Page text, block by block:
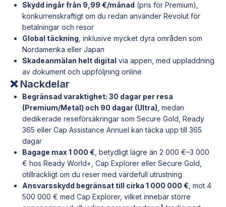
Skydd ingår från 9,99 €/månad (pris för Premium),
konkurrenskraftigt om du redan använder Revolut för
betalningar och resor
Global täckning , inklusive mycket dyra områden som
Nordamerika eller Japan
Skadeanmälan helt digital via appen, med uppladdning
av dokument och uppföljning online
❌ Nackdelar
Begränsad varaktighet: 30 dagar per resa
(Premium/Metal) och 90 dagar (Ultra) , medan
dedikerade reseförsäkringar som Secure Gold, Ready
365 eller Cap Assistance Annuel kan täcka upp till 365
dagar
Bagage max 1 000 € , betydligt lägre än 2 000 €–3 000
€ hos Ready World+, Cap Explorer eller Secure Gold,
otillräckligt om du reser med värdefull utrustning
Ansvarsskydd begränsat till cirka 1 000 000 € , mot 4
500 000 € med Cap Explorer, vilket innebär större